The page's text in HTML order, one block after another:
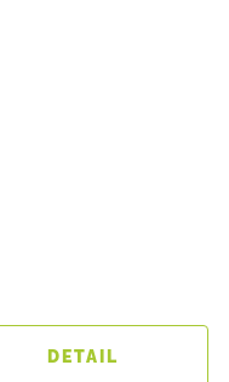
DETAIL